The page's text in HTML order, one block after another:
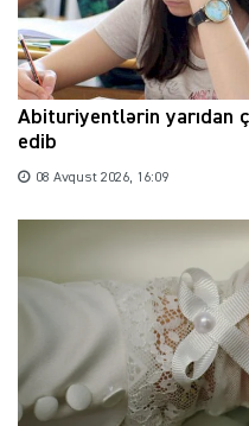
Abituriyentlərin yarıdan
edib
08 Avqust 2026, 16:09